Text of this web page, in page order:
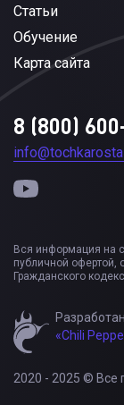
Статьи
Обучение
Карта сайта
8 (800)
2020 - 2025 © Все
Вся информация на
публичной офертой,
Гражданского
«Chili